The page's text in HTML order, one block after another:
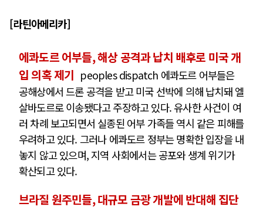
[라틴아메리카]
에콰도르 어부들, 해상 공격과 납치 배후로 미국 개
입 의혹 제기 peoples dispatch 에콰도르 어부들은
공해상에서 드론 공격을 받고 미국 선박에 의해 납치돼 엘
살바도르로 이송됐다고 주장하고 있다. 유사한 사건이 여
러 차례 보고되면서 실종된 어부 가족들 역시 같은 피해를
우려하고 있다. 그러나 에콰도르 정부는 명확한 입장을 내
놓지 않고 있으며, 지역 사회에서는 공포와 생계 위기가
확산되고 있다.
브라질 원주민들, 대규모 금광 개발에 반대해 집단